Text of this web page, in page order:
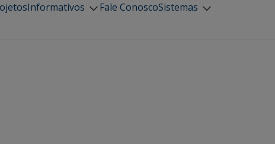
Informativos Fale ConoscoSistemas